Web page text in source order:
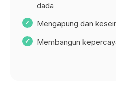
dada
Mengapung dan
Membangun